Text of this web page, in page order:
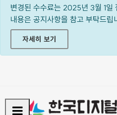
변경된 수수료는 2025년 3월 1일
내용은 공지사항을 참고 부탁드립
자세히 보기